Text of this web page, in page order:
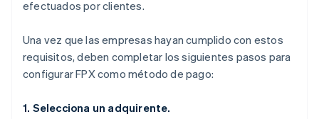
efectuados por clientes.
Una vez que las empresas hayan cumplido con estos
requisitos, deben completar los siguientes pasos para
configurar FPX como método de pago:
1. Selecciona un adquirente.